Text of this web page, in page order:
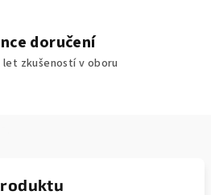
doručení
let zkušeností v oboru